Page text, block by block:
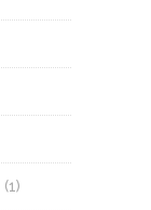
(1)